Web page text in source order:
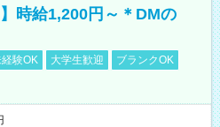
時給1,200円～＊DMの
験OK 大学生歓迎
ブランクOK